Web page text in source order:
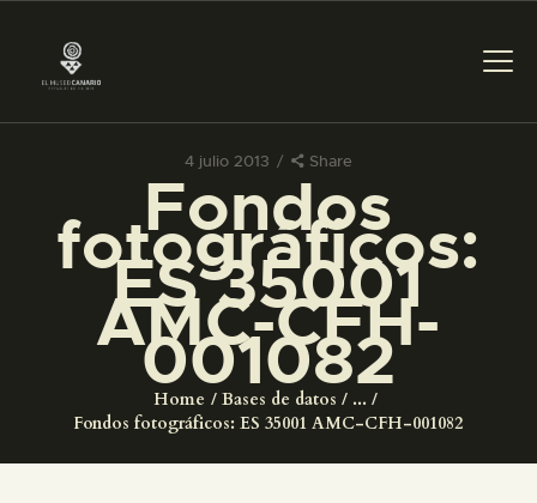
4 julio 2013 Share
Fondos
fotográficos:
ES 35001
AMC-CFH-
001082
Home Bases de datos
...
Fondos fotográficos: ES 35001 AMC-CFH-001082
PREPARAR LA VISITA
ACTIVIDADES
█
EL MUSEO